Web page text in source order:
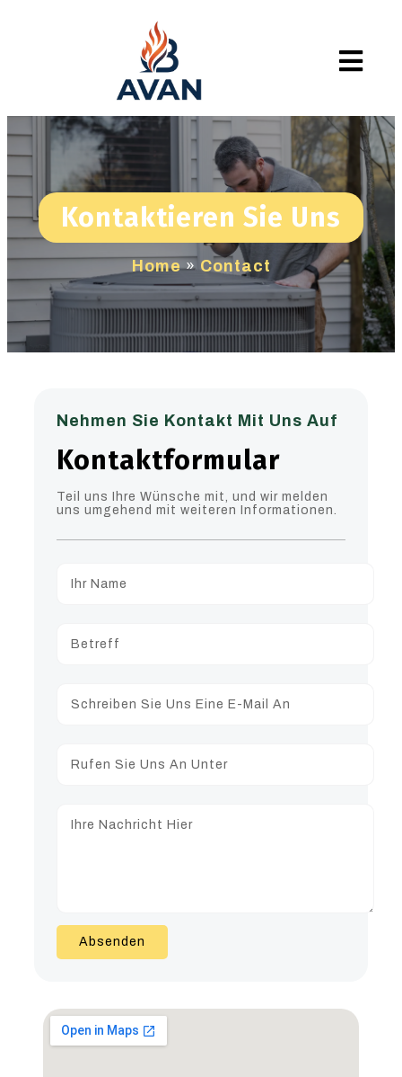
Kontaktieren Sie Uns
Home» Contact
Nehmen Sie Kontakt Mit Uns Auf
Kontaktformular
Teil uns Ihre Wünsche mit, und wir melden
uns umgehend mit weiteren Informationen.
Absenden